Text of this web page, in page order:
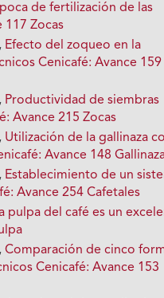
de fertilización de las
117 Zocas
Efecto del zoqueo en la
Cenicafé: Avance 159
Productividad de siembras
Avance 215 Zocas
Utilización de la gallinaza
Avance 148
Establecimiento de un
Avance 254 Cafetales
pulpa del café es un
Comparación de cinco
Cenicafé: Avance 153